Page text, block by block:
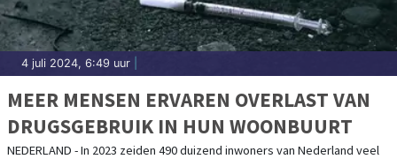
4 juli 2024, 6:49 uur
MEER MENSEN ERVAREN OVERLAST VAN
DRUGSGEBRUIK IN HUN WOONBUURT
NEDERLAND - In 2023 zeiden 490 duizend inwoners van Nederland veel